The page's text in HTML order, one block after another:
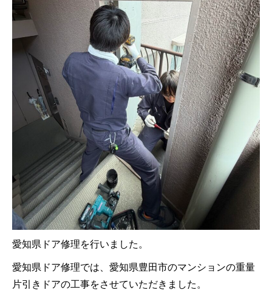
愛知県ドア修理を行いました。
愛知県ドア修理では、愛知県豊田市のマンションの重量
片引きドアの工事をさせていただきました。